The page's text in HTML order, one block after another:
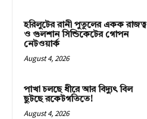
হরিলুটের রানী পুতুলের একক রাজত্ব
ও গুলশান সিন্ডিকেটের গোপন
নেটওয়ার্ক
August 4, 2026
পাখা চলছে ধীরে আর বিদ্যুৎ বিল
ছুটছে রকেটগতিতে!
August 4, 2026